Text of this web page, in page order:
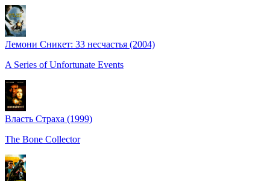
Лемони Сникет: 33 несчастья (2004)
A Series of Unfortunate Events
Власть Cтраха (1999)
The Bone Collector